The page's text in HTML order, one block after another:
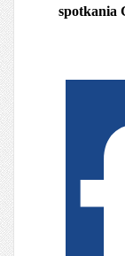
spotkania